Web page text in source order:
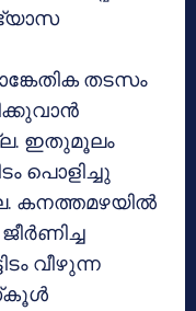
തടസം
ഇതുമൂലം
പൊളിച്ചു
കനത്തമഴയില്‍
വീഴുന്ന